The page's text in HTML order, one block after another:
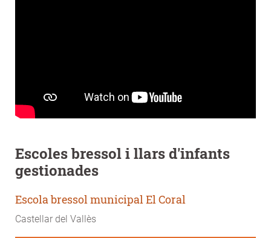
Escoles bressol i llars d'infants
gestionades
Escola bressol municipal El Coral
Castellar del Vallès